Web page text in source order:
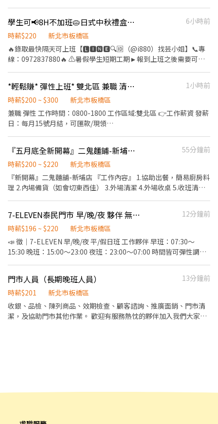
點:再建工程中後期工地(工作環境較差為請先自行評估是否可接
受)、辦公大樓、社區、廠房...等類型建築物。
學生可📢8H不加班🥧日式中秋禮盒餅乾包裝🎁
6小時前
時薪$220
新北市板橋區
🔥錄取最快隔天可上班【🅻🅸🅽🅴🔍🆔（@i880）找芸小姐】📞專
線：0972837880🔥 ⚠️暑假學生短期工期►報到上班之後需要可以
一個時段】：09:00~18:00；10:00~19:00⭐️不用加班⭐️ 💰【日班薪
水】：✔️高時薪＄220➜1天(8H)【✔️$1,760】➜預算22天(8H)賺
【✔️$38,720】 ╔════▼ 工作地點✪交通資訊 ▼════╗ ❣️
【中和中正路】➜(中原捷運站走約8分) ❣️ 🚆公車➜搭【橘5】至【富
貴賞社區】走1分 🚆公車➜搭【982、橘5、藍18】至【員山路口】
年節禮盒▷彌月蛋糕 .ᐟ‪‪‬.ᐟ‪‪‬.ᐟ‪‪‬無經驗可、不用學歷、超高錄取⭐️不用加
班⭐️ ⚠️ 依單位►久站、走動、搬重，穿食品衣/帽/口罩❌無法戴飾品
跟做美甲❌ ✴️【各單位工作內容】: ❶.餅乾生產（備料/打餡/裝飾/烘
烤/清洗） ❷.食品成品包裝（使用機台） ❸.出貨作業（封裝/組裝禮
盒） ╔════▼ 重點介紹 ▼════╗ ☑️【休假制度】: 周休兩
天⭐️固定休周日、另一天排休⭐️ ☑️【用餐制度】: 自理 ☑️【休息制
度】: 中午用餐60分鐘 ☑️【發薪制度】: 次月12號發薪❤️可周預支一
半薪水❤️ ╔════▼ 享有制度 ▼════╗ 1.享勞保、勞退
6%、團保
*輕鬆賺* 彈性上班* 雙北區 兼職 清潔人員
1小時前
時薪$200 ~ $300
新北市板橋區
兼職 彈性 工作時間：0800-1800 工作區域:雙北區 👉工作薪資 發薪
日：每月15號月結，可匯款/現領
(柚子) https://lin.ee/TaFmKGl
『五月底全新開幕』二鬼麵鋪-新埔店 早晚班計時人員
55分鐘前
時薪$200 ~ $220
新北市板橋區
『新開幕』二鬼麵舖-新埔店 『工作內容』 1.協助出餐，簡易廚房料
理 2.內場備貨（如會切東西佳） 3.外場清潔 4.外場收桌 5.收班清潔
調整至$210 如當月工作時數滿150小時，時薪調整至$220 如果表現
優秀薪水還可以往上調整
7-ELEVEN泰民門市 早/晚/夜 夥伴 無經驗可
12分鐘前
時薪$196 ~ $220
新北市板橋區
📣 徵｜7-ELEVEN 早/晚/夜 平/假日班 工作夥伴 早班：07:30～
15:30 晚班：15:00～23:00 夜班：23:00～07:00 時間皆可彈性調整
切服務 💛 無經驗可 💛 工作有伴不孤單 💛 工作氣氛佳 💛 歡迎學生、
二度就業、想穩定工作的你 #兼職 #打工 #寒暑假 #不定期獎金 期待
你/妳加入我們🙌🏻
門市人員（長期晚班人員）
13分鐘前
時薪$201
新北市板橋區
收銀、品檢、陳列商品、效期檢查、顧客諮詢、推廣面銷、門市清
潔，及協助門市其他作業。 歡迎有服務熱忱的夥伴加入我們大家